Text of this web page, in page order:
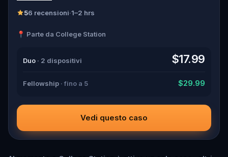
Walter, the obsessed boyfriend? Percy, the ghost tour
suspects, and expose the real murderer before they strike
56 recensioni·1–2 hrs
📍 Parte da College Station
Duo · 2 dispositivi $17.99
Fellowship · fino a 5 $29.99
Vedi questo caso